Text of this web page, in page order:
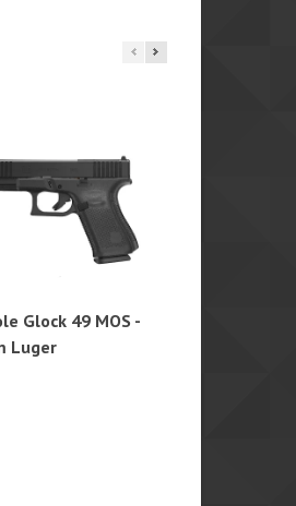
Rychlý náhled
Glock 49 MOS -
Luger